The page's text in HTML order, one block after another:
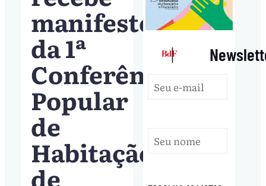
manifesto
da 1ª
Conferência
Popular
de
Habitação
de
|